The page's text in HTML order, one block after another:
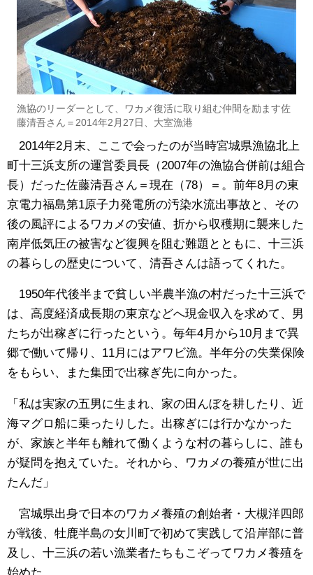
漁協のリーダーとして、ワカメ復活に取り組む仲間を励ます佐
藤清吾さん＝2014年2月27日、大室漁港
2014年2月末、ここで会ったのが当時宮城県漁協北上
町十三浜支所の運営委員長（2007年の漁協合併前は組合
長）だった佐藤清吾さん＝現在（78）＝。前年8月の東
京電力福島第1原子力発電所の汚染水流出事故と、その
後の風評によるワカメの安値、折から収穫期に襲来した
南岸低気圧の被害など復興を阻む難題とともに、十三浜
の暮らしの歴史について、清吾さんは語ってくれた。
1950年代後半まで貧しい半農半漁の村だった十三浜で
は、高度経済成長期の東京などへ現金収入を求めて、男
たちが出稼ぎに行ったという。毎年4月から10月まで異
郷で働いて帰り、11月にはアワビ漁。半年分の失業保険
をもらい、また集団で出稼ぎ先に向かった。
「私は実家の五男に生まれ、家の田んぼを耕したり、近
海マグロ船に乗ったりした。出稼ぎには行かなかった
が、家族と半年も離れて働くような村の暮らしに、誰も
が疑問を抱えていた。それから、ワカメの養殖が世に出
たんだ」
宮城県出身で日本のワカメ養殖の創始者・大槻洋四郎
が戦後、牡鹿半島の女川町で初めて実践して沿岸部に普
及し、十三浜の若い漁業者たちもこぞってワカメ養殖を